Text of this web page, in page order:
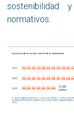
sostenibilidad
normativos.